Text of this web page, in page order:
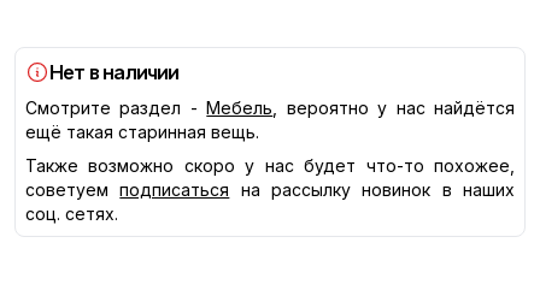
Нет в наличии
Смотрите раздел - Мебель , вероятно у нас найдётся
ещё такая старинная вещь.
Также возможно скоро у нас будет что-то похожее,
советуем
подписаться
на рассылку новинок в наших
соц. сетях.